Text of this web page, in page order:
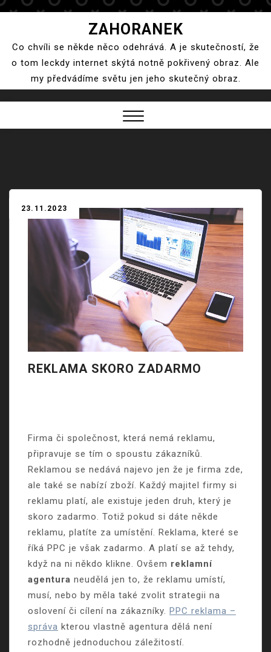
content
ZAHORANEK
Co chvíli se někde něco odehrává. A je skutečností, že
o tom leckdy internet skýtá notně pokřivený obraz. Ale
my předvádíme světu jen jeho skutečný obraz.
REKLAMA SKORO ZADARMO
23.11.2023
Firma či společnost, která nemá reklamu,
připravuje se tím o spoustu zákazníků.
Reklamou se nedává najevo jen že je firma zde,
ale také se nabízí zboží. Každý majitel firmy si
reklamu platí, ale existuje jeden druh, který je
skoro zadarmo. Totiž pokud si dáte někde
reklamu, platíte za umístění. Reklama, které se
říká PPC je však zadarmo. A platí se až tehdy,
když na ni někdo klikne. Ovšem reklamní
agentura neudělá jen to, že reklamu umístí,
musí, nebo by měla také zvolit strategii na
oslovení či cílení na zákazníky. PPC reklama –
správa kterou vlastně agentura dělá není
rozhodně jednoduchou záležitostí.